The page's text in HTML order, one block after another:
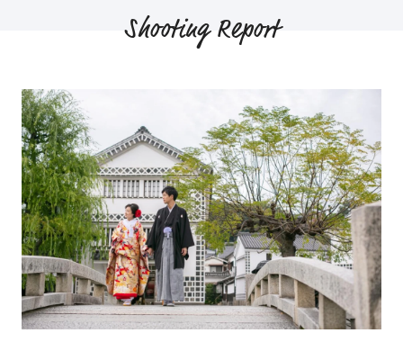
Shooting Report